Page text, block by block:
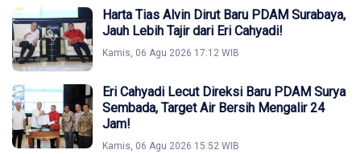
Harta Tias Alvin Dirut Baru PDAM Surabaya,
Jauh Lebih Tajir dari Eri Cahyadi!
Kamis, 06 Agu 2026 17:12 WIB
Eri Cahyadi Lecut Direksi Baru PDAM Surya
Sembada, Target Air Bersih Mengalir 24
Jam!
Kamis, 06 Agu 2026 15:52 WIB